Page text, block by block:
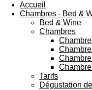
Accueil
Chambres - Bed &
Bed & Wine
Chambres
Tarifs
Dégustation